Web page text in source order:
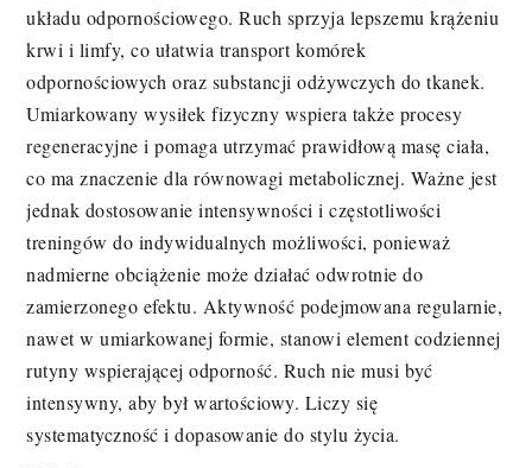
układu odpornościowego. Ruch sprzyja lepszemu krążeniu
krwi i limfy, co ułatwia transport komórek
odpornościowych oraz substancji odżywczych do tkanek.
Umiarkowany wysiłek fizyczny wspiera także procesy
regeneracyjne i pomaga utrzymać prawidłową masę ciała,
co ma znaczenie dla równowagi metabolicznej. Ważne jest
jednak dostosowanie intensywności i częstotliwości
treningów do indywidualnych możliwości, ponieważ
nadmierne obciążenie może działać odwrotnie do
zamierzonego efektu. Aktywność podejmowana regularnie,
nawet w umiarkowanej formie, stanowi element codziennej
rutyny wspierającej odporność. Ruch nie musi być
intensywny, aby był wartościowy. Liczy się
systematyczność i dopasowanie do stylu życia.